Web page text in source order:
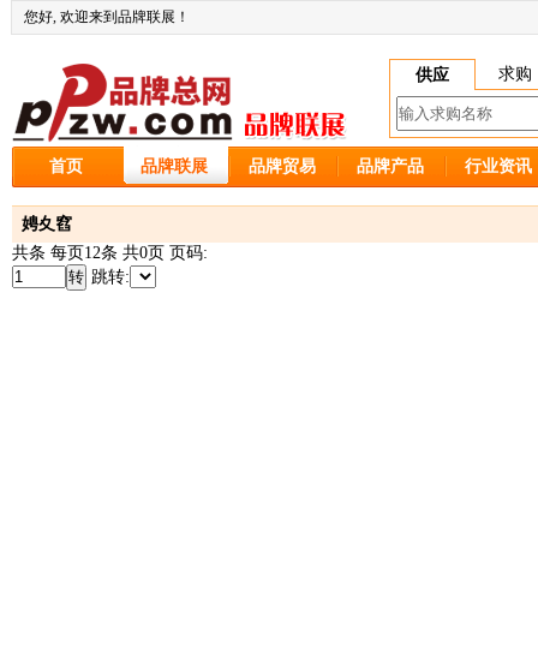
您好, 欢迎来到品牌联展！
供应 求购
首页 品牌联展 品牌贸易 品牌产品 行业资讯
娉夊窞
共条 每页12条 共0页 页码:
跳转: